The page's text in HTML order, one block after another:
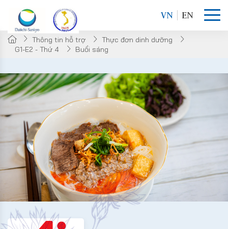
VN EN
Thông tin hỗ trợ
Thực đơn dinh dưỡng
G1-E2 - Thứ 4
Buổi sáng